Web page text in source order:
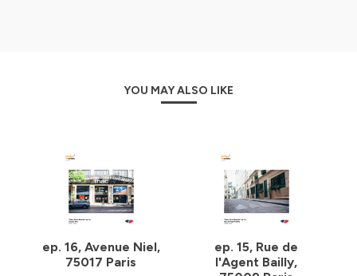
YOU MAY ALSO LIKE
ep. 16, Avenue Niel,
75017 Paris
ep. 15, Rue de
l'Agent Bailly,